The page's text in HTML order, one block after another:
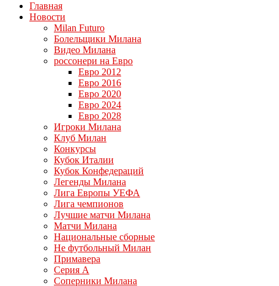
Главная
Новости
Milan Futuro
Болельщики Милана
Видео Милана
россонери на Евро
Евро 2012
Евро 2016
Евро 2020
Евро 2024
Евро 2028
Игроки Милана
Клуб Милан
Конкурсы
Кубок Италии
Кубок Конфедераций
Легенды Милана
Лига Европы УЕФА
Лига чемпионов
Лучшие матчи Милана
Матчи Милана
Национальные сборные
Не футбольный Милан
Примавера
Серия А
Соперники Милана